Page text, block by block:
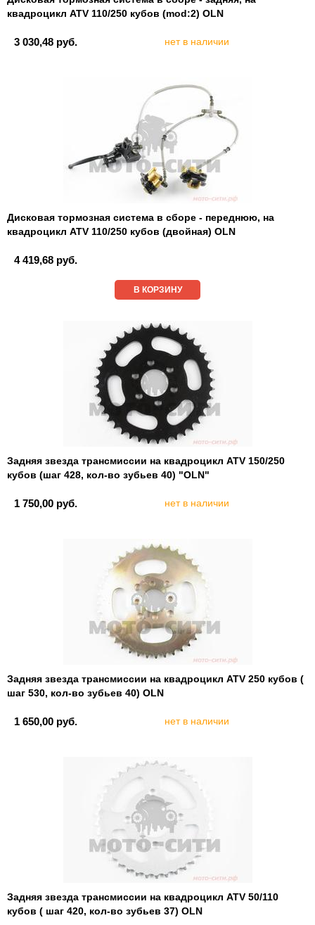
квадроцикл ATV 110/250 кубов (mod:2) OLN
3 030,48 руб. нет в наличии
Дисковая тормозная система в сборе - переднюю, на
квадроцикл ATV 110/250 кубов (двойная) OLN
4 419,68 руб.
В КОРЗИНУ
Задняя звезда трансмиссии на квадроцикл ATV 150/250
кубов (шаг 428, кол-во зубьев 40) "OLN"
1 750,00 руб. нет в наличии
Задняя звезда трансмиссии на квадроцикл ATV 250 кубов (
шаг 530, кол-во зубьев 40) OLN
1 650,00 руб. нет в наличии
Задняя звезда трансмиссии на квадроцикл ATV 50/110
кубов ( шаг 420, кол-во зубьев 37) OLN